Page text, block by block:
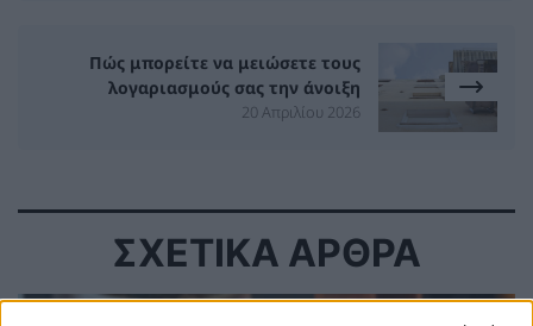
Πώς μπορείτε να μειώσετε τους
λογαριασμούς σας την άνοιξη
20 Απριλίου 2026
ΣΧΕΤΙΚΑ ΑΡΘΡΑ